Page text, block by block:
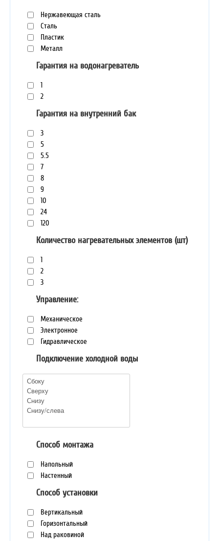
Нержавеющая сталь
Сталь
Пластик
Металл
Гарантия на водонагреватель
1
2
Гарантия на внутренний бак
3
5
5.5
7
8
9
10
24
120
Количество нагревательных элементов (шт)
1
2
3
Управление:
Механическое
Электронное
Гидравлическое
Подключение холодной воды
Способ монтажа
Напольный
Настенный
Способ установки
Вертикальный
Горизонтальный
Над раковиной